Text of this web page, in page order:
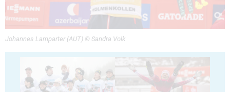
Johannes Lamparter (AUT) © Sandra Volk